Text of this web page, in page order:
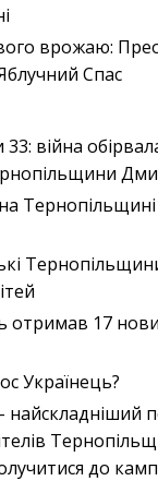
врожаю:
Спас
війна
отримав 17
Українець?
найскладніший
до